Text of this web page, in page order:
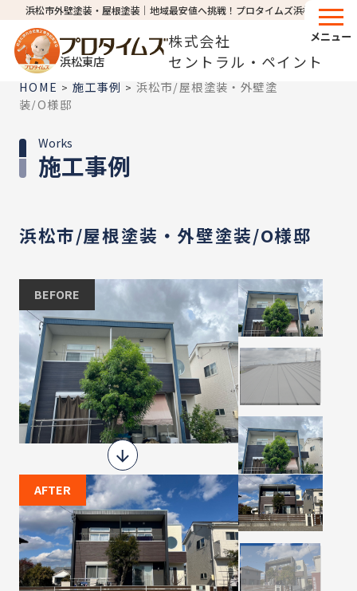
浜松市外壁塗装・屋根塗装│地域最安値へ挑戦！プロタイムズ浜松東店
浜松東店
株式会社
セントラル・ペイント
メニュー
HOME > 施工事例 >浜松市/屋根塗装・外壁塗
装/O様邸
施工事例
Works
浜松市/屋根塗装・外壁塗装/O様邸
BEFORE
AFTER